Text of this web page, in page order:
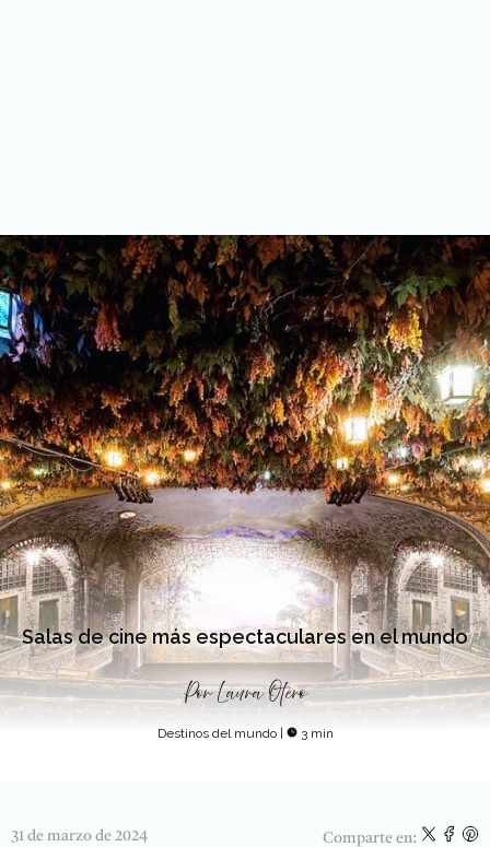
Salas de cine más espectaculares en el mundo
PorLaura Otero
Destinos del mundo | 3 min
31 de marzo de 2024 Comparte en: